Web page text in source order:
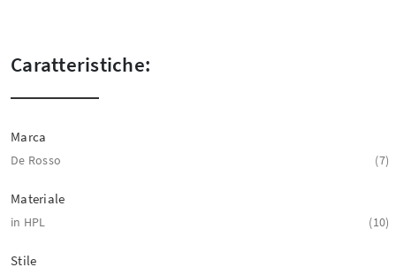
Caratteristiche:
Marca
De Rosso 7
Materiale
in HPL 10
Stile